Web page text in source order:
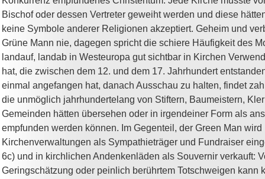
Bischof oder dessen Vertreter geweiht werden und diese
keine Symbole anderer Religionen akzeptiert. Geheim und
Grüne Mann nie, dagegen spricht die schiere Häufigkeit des
landauf, landab in Westeuropa gut sichtbar in Kirchen
hat, die zwischen dem 12. und dem 17. Jahrhundert
einmal angefangen hat, danach Ausschau zu halten, findet
die unmöglich jahrhundertelang von Stiftern, Baumeistern,
Gemeinden hätten übersehen oder in irgendeiner Form als
empfunden werden können. Im Gegenteil, der Green Man wird
Kirchenverwaltungen als Sympathieträger und Fundraiser
6c) und in kirchlichen Andenkenläden als Souvernir verkauft:
Geringschätzung oder peinlich berührtem Totschweigen kann